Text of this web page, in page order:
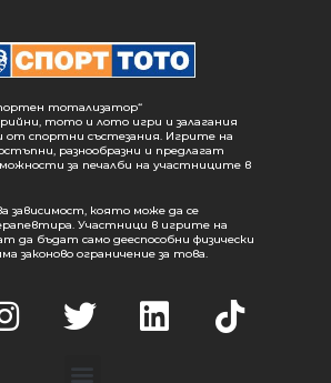
тотализатор“
тото и лото игри и залагания
от спортни състезания. Игрите на
разнообразни и предлагат
за печалби на участниците в
зависимост, която може да се
Участници в игрите на
да бъдат само дееспособни физически
законово ограничение за това.